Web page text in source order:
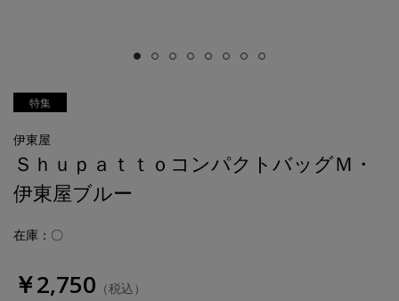
特集
伊東屋
ＳｈｕｐａｔｔｏコンパクトバッグＭ・
伊東屋ブルー
在庫：〇
￥2,750 （税込）